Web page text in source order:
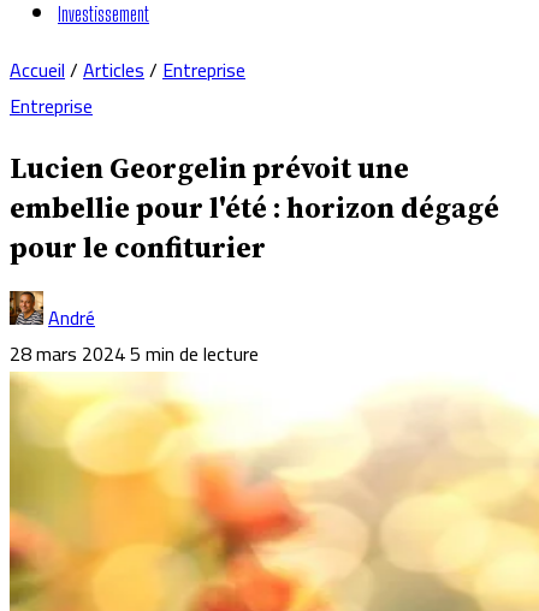
Investissement
Accueil/Articles/Entreprise
Entreprise
Lucien Georgelin prévoit une
embellie pour l'été : horizon dégagé
pour le confiturier
André
28 mars 20245 min de lecture